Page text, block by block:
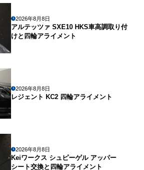
2026年8月8日
アルテッツァ SXE10 HKS車高調取り付
けと四輪アライメント
2026年8月8日
レジェント KC2 四輪アライメント
2026年8月8日
Keiワークス シュピーゲル アッパー
シート交換と四輪アライメント